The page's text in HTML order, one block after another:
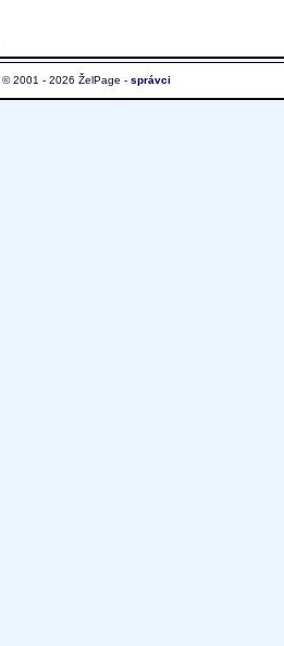
© 2001 - 2026 ŽelPage - správci